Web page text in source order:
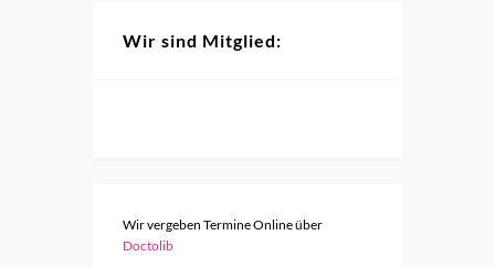
Wir sind Mitglied:
Wir vergeben Termine Online über
Doctolib